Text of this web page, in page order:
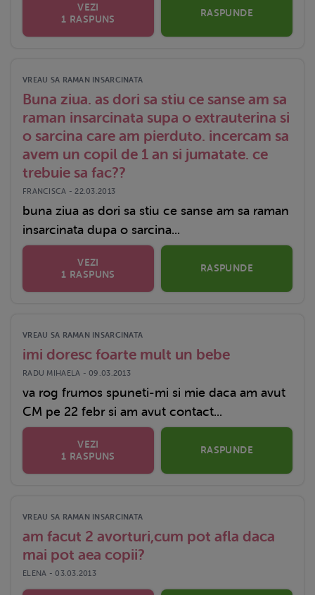
VEZI
1 RASPUNS
RASPUNDE
VREAU SA RAMAN INSARCINATA
Buna ziua. as dori sa stiu ce sanse am sa
raman insarcinata supa o extrauterina si
o sarcina care am pierduto. incercam sa
avem un copil de 1 an si jumatate. ce
trebuie sa fac??
FRANCISCA - 22.03.2013
buna ziua as dori sa stiu ce sanse am sa raman
insarcinata dupa o sarcina...
VEZI
1 RASPUNS
RASPUNDE
VREAU SA RAMAN INSARCINATA
imi doresc foarte mult un bebe
RADU MIHAELA - 09.03.2013
va rog frumos spuneti-mi si mie daca am avut
CM pe 22 febr si am avut contact...
VEZI
1 RASPUNS
RASPUNDE
VREAU SA RAMAN INSARCINATA
am facut 2 avorturi,cum pot afla daca
mai pot aea copii?
ELENA - 03.03.2013